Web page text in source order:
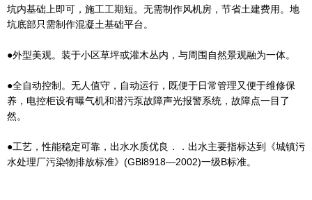
坑内基础上即可，施工工期短。无需制作风机房，节省土建费用。地
坑底部只需制作混凝土基础平台。
●外型美观。装于小区草坪或灌木丛内，与周围自然景观融为一体。
●全自动控制。无人值守，自动运行，既便于日常管理又便于维修保
养，电控柜设有曝气机和潜污泵故障声光报警系统，故障点一目了
然。
●工艺，性能稳定可靠，出水水质优良．．出水主要指标达到《城镇污
水处理厂污染物排放标准》(GBl8918—2002)一级B标准。